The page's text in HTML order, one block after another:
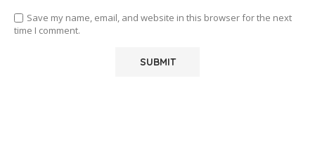
Save my name, email, and website in this browser for the next
time I comment.